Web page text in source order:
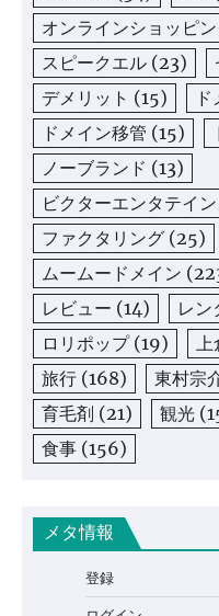
オンラインショッピ
スピークエル (23)
デメリット (15)
ドメイン移管 (15)
ノーブランド (13)
ビクターエンタテイン
ファクタリング (25)
ムームードメイン
レビュー (14) レン
ロリポップ(19)
旅行 (168) 東村宗
育毛剤 (21) 観光
食事 (156)
メタ情報
登録